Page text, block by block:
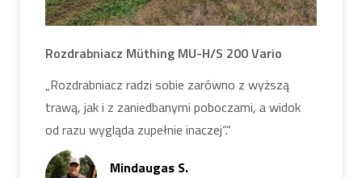
Rozdrabniacz Müthing MU-H/S 200 Vario
„Rozdrabniacz radzi sobie zarówno z wyższą
trawą, jak i z zaniedbanymi poboczami, a widok
od razu wygląda zupełnie inaczej“.“
Mindaugas S.